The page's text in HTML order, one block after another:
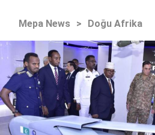
Mepa News > Doğu Afrika